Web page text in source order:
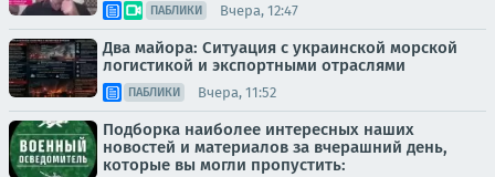
ПАБЛИКИ Вчера, 12:47
Два майора: Ситуация с украинской морской
логистикой и экспортными отраслями
ПАБЛИКИ Вчера, 11:52
Подборка наиболее интересных наших
новостей и материалов за вчерашний день,
которые вы могли пропустить: